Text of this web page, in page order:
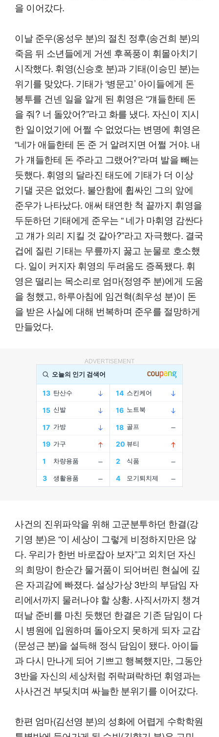
을 이어갔다.
이날 준우(옹성우 분)의 절친 정후(송건희 분)의
죽음 뒤 소년들에게 거센 후폭풍이 휘몰아치기
시작했다. 휘영(신승호 분)과 기태(이승민 분)는
위기를 맞았다. 기태가 ‘병문고’ 아이들에게 돈
봉투를 건넨 일을 알게 된 휘영은 “걔들한테 돈
을 줘? 너 돌았어?”라고 화를 냈다. 자신이 지시
한 일이었기에 어쩔 수 없었다는 변명에 휘영은
“네가 애들한테 돈 준 거 알려지면 어쩔 거야. 내
가 걔들한테 돈 주라고 그랬어?”라며 발을 빼는
듯했다. 휘영의 달라진 태도에 기태가 더 이상
기댈 곳은 없었다. 불안함에 휩싸인 그의 앞에
준우가 나타났다. 애써 태연한 척 끝까지 휘영을
두둔하던 기태에게 준우는 “ 네가 마휘영 감싼다
고 걔가 의리 지킬 것 같아?”라고 자극했다. 결국
겁에 질린 기태는 무릎까지 꿇고 눈물로 호소했
다. 일이 커지자 휘영의 두려움도 증폭됐다. 휘
영은 떨리는 목소리로 엄마(정영주 분)에게 도움
을 청했고, 하루아침에 임건혁(최우성 분)이 돈
을 받은 사실에 대해 번복하며 준우를 절망하게
만들었다.
ADVERTISEMENT
사건의 진위파악을 위해 고군분투하던 한결(강
기영 분)은 “이 세상이 그렇게 비정하지만은 않
다. 우리가 한번 바로잡아 보자”고 외치던 자신
의 희망이 한순간 물거품이 되어버린 현실에 깊
은 자괴감에 빠졌다. 설상가상 3반의 부담임 자
리에서까지 물러나야 할 상황. 사직서까지 챙겨
떠날 준비를 마친 듯했던 한결은 기존 담임이 다
시 병원에 입원하며 돌아오지 못하게 되자 교감
(문성근 분)을 설득해 정식 담임이 됐다. 아이들
과 다시 만나게 되어 기쁘고 행복했지만, 그동안
3반을 자신의 세상처럼 쥐락펴락하던 휘영과는
사사건건 부딪치며 싸늘한 분위기를 이어갔다.
한편 엄마(김선영 분)의 성화에 어렵게 수학학원